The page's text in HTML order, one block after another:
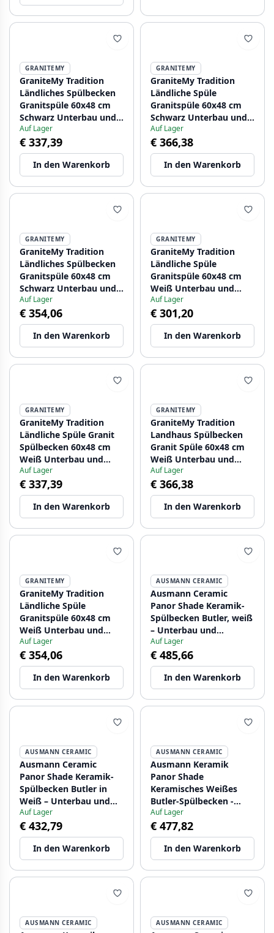
GRANITEMY
GraniteMy Tradition
Ländliches Spülbecken
Granitspüle 60x48 cm
Schwarz Unterbau und
Flachbau mit
Kupferstopfen
1208967937
Auf Lager
€ 337,39
In den Warenkorb
GRANITEMY
GraniteMy Tradition
Ländliche Spüle
Granitspüle 60x48 cm
Schwarz Unterbau und
Flächenbündig mit
Goldener Stöpsel
1208967938
Auf Lager
€ 366,38
In den Warenkorb
GRANITEMY
GraniteMy Tradition
Ländliches Spülbecken
Granitspüle 60x48 cm
Schwarz Unterbau und
Flachbau mit Gun Metal
Stopfen 1208967939
Auf Lager
€ 354,06
In den Warenkorb
GRANITEMY
GraniteMy Tradition
Ländliche Spüle
Granitspüle 60x48 cm
Weiß Unterbau und
Flachbau mit
Schwarzem Stopfen
1208967940
Auf Lager
€ 301,20
In den Warenkorb
GRANITEMY
GraniteMy Tradition
Ländliche Spüle Granit
Spülbecken 60x48 cm
Weiß Unterbau und
Flachbau mit
Kupferstopfen
1208967942
Auf Lager
€ 337,39
In den Warenkorb
GRANITEMY
GraniteMy Tradition
Landhaus Spülbecken
Granit Spüle 60x48 cm
Weiß Unterbau und
Flachbau mit Goldener
Ablassschraube
1208967943
Auf Lager
€ 366,38
In den Warenkorb
GRANITEMY
GraniteMy Tradition
Ländliche Spüle
Granitspüle 60x48 cm
Weiß Unterbau und
Flachbau mit Gun Metal
Stopfen 1208967944
Auf Lager
€ 354,06
In den Warenkorb
AUSMANN CERAMIC
Ausmann Ceramic
Panor Shade Keramik-
Spülbecken Butler, weiß
– Unterbau und
Zwischenbau 630 x 597
mm mit Lochbank und
Gun Metal-Stopfen
1208970551
Auf Lager
€ 485,66
In den Warenkorb
AUSMANN CERAMIC
Ausmann Ceramic
Panor Shade Keramik-
Spülbecken Butler in
Weiß – Unterbau und
Zwischenbau 630 x 597
mm mit Lochbank und
mattschwarzer Stopfen
1208970554
Auf Lager
€ 432,79
In den Warenkorb
AUSMANN CERAMIC
Ausmann Keramik
Panor Shade
Keramisches Weißes
Butler-Spülbecken -
Unterbau und Einbau
630 x 597 mm mit
Armaturenbank und
Goldener Stöpsel
1208970558
Auf Lager
€ 477,82
In den Warenkorb
AUSMANN CERAMIC AUSMANN CERAMIC